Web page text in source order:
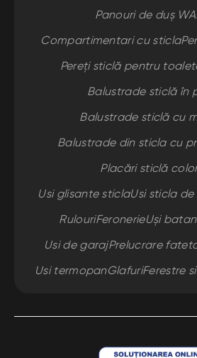
Usi termopanGlafuriFerestre
Usi de garajPrelucrare
RulouriFeronerieUși
Usi glisante sticlaUsi sticla
Placări sticlă
Balustrade din sticla cu
Balustrade sticlă cu
Balustrade sticlă în
Pereți sticlă pentru
Compartimentari cu sticla
Panouri de duș